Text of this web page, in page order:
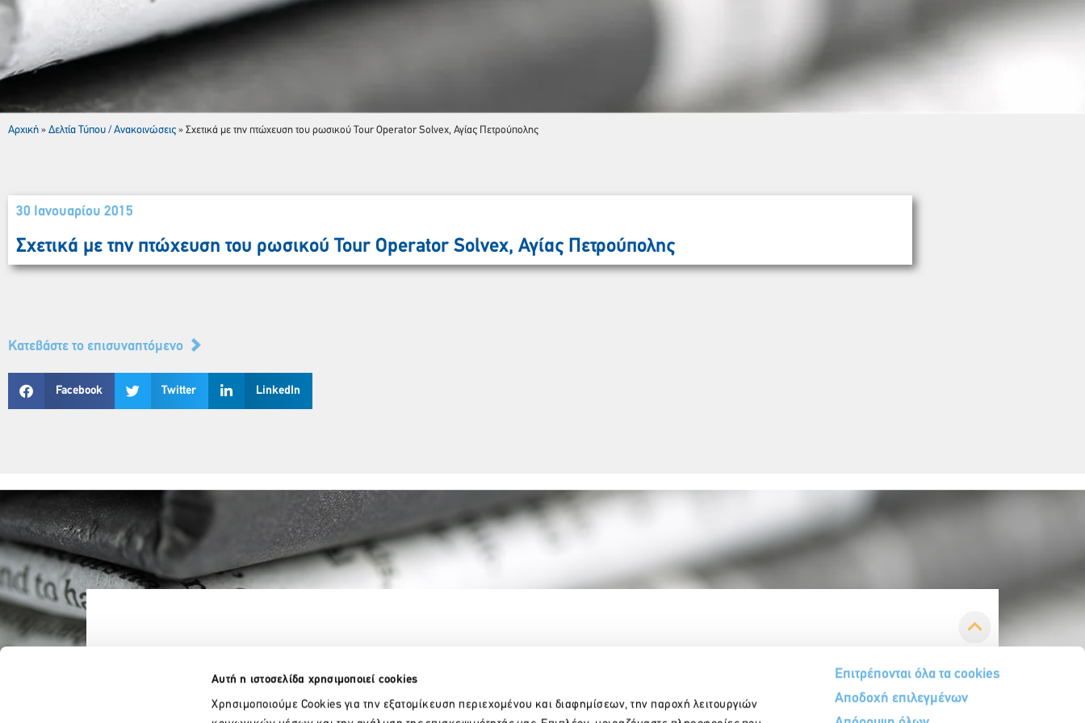
Αυτή η ιστοσελίδα χρησιμοποιεί cookies
Χρησιμοποιούμε Cookies για την εξατομίκευση περιεχομένου και διαφημίσεων, την παροχή λειτουργιών
Επιτρέπονται όλα τα cookies
Αποδοχή επιλεγμένων
Αρχική » Δελτία Τύπου / Ανακοινώσεις » Σχετικά με την πτώχευση του ρωσικού Tour Operator Solvex, Αγίας Πετρούπολης
30 Ιανουαρίου 2015
Σχετικά με την πτώχευση του ρωσικού Tour Operator Solvex, Αγίας Πετρούπολης
Κατεβάστε το επισυναπτόμενο
Facebook Twitter LinkedIn
Παρακαλώ περιμένετε…